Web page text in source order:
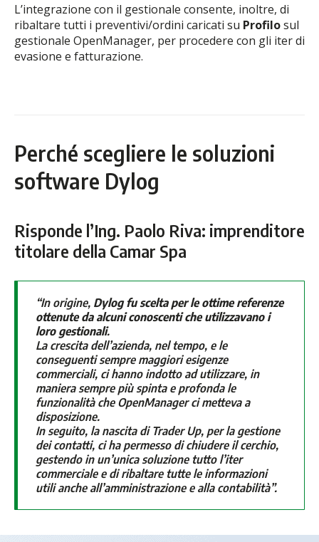
L’integrazione con il gestionale consente, inoltre, di
ribaltare tutti i preventivi/ordini caricati su Profilosul
gestionale OpenManager, per procedere con gli iter di
evasione e fatturazione.
Perché scegliere le soluzioni
software Dylog
Risponde l’Ing. Paolo Riva: imprenditore
titolare della Camar Spa
“In origine, Dylog fu scelta per le ottime referenze
ottenute da alcuni conoscenti che utilizzavano i
loro gestionali.
La crescita dell’azienda, nel tempo, e le
conseguenti sempre maggiori esigenze
commerciali, ci hanno indotto ad utilizzare, in
maniera sempre più spinta e profonda le
funzionalità che OpenManager ci metteva a
disposizione.
In seguito, la nascita di Trader Up, per la gestione
dei contatti, ci ha permesso di chiudere il cerchio,
gestendo in un’unica soluzione tutto l’iter
commerciale e di ribaltare tutte le informazioni
utili anche all’amministrazione e alla contabilità”.